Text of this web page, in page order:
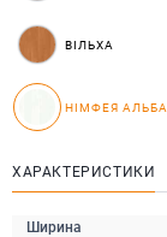
ВІЛЬХА
НІМФЕЯ АЛЬБА
ХАРАКТЕРИСТИКИ
Ширина